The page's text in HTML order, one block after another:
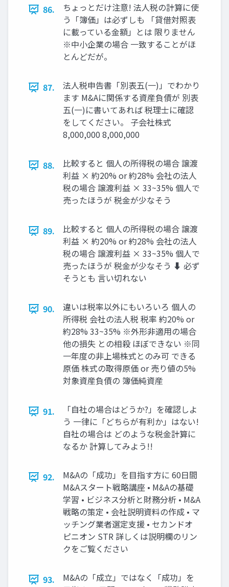
86.
ちょっとだけ注意! 法人税の計算に使
う「簿価」は必ずしも 「貸借対照表
に載っている金額」とは 限りません
※中小企業の場合 一致することがほ
とんどだが。
87.
法人税申告書「別表五(一)」でわかり
ます M&Aに関係する資産負債が 別表
五(一)に書いてあれば 税理士に確認
をしてください。 子会社株式
8,000,000 8,000,000
88.
比較すると 個人の所得税の場合 譲渡
利益 × 約20% or 約28% 会社の法人
税の場合 譲渡利益 × 33~35% 個人で
売ったほうが 税金が少なそう
89.
比較すると 個人の所得税の場合 譲渡
利益 × 約20% or 約28% 会社の法人
税の場合 譲渡利益 × 33~35% 個人で
売ったほうが 税金が少なそう ⬇ 必ず
そうとも 言い切れない
90.
違いは税率以外にもいろいろ 個人の
所得税 会社の法人税 税率 約20% or
約28% 33~35% ※外形非適用の場合
他の損失 との相殺 ほぼできない ※同
一年度の非上場株式とのみ可 できる
原価 株式の取得原価 or 売り値の5%
対象資産負債の 簿価純資産
91.
「自社の場合はどうか?」を確認しよ
う 一律に「どちらが有利か」はない!
自社の場合は どのような税金計算に
なるか 計算してみよう!!
92.
M&Aの「成功」を目指す方に 60日間
M&Aスタート戦略講座 • M&Aの基礎
学習 • ビジネス分析と財務分析 • M&A
戦略の策定 • 会社説明資料の作成 • マ
ッチング業者選定支援 • セカンドオ
ピニオン STR 詳しくは説明欄のリン
クをご覧ください
93.
M&Aの「成立」ではなく「成功」を